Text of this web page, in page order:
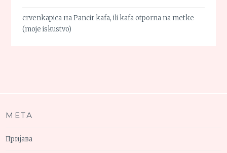
crvenkapica наPancir kafa, ili kafa otporna na metke
(moje iskustvo)
МЕТА
Пријава